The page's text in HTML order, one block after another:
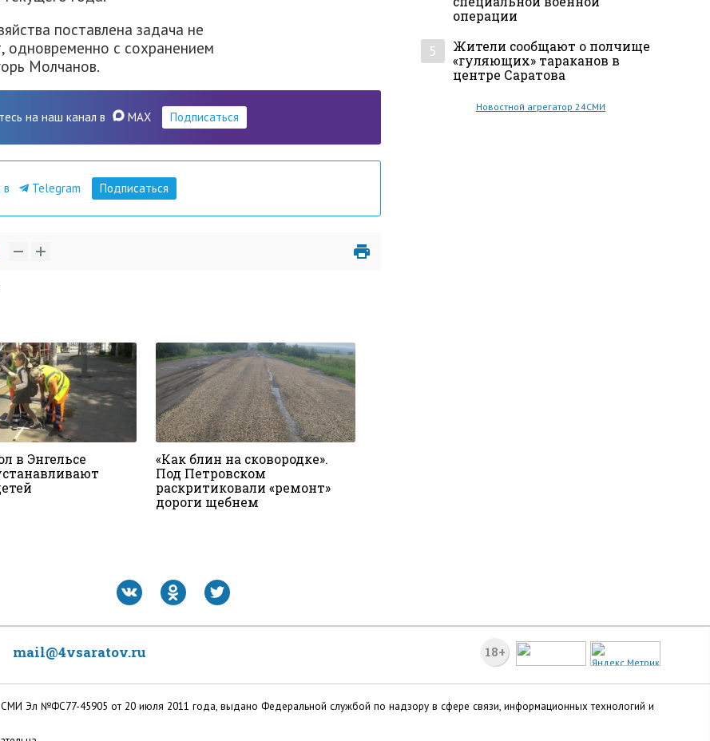
поставлена задача не
одновременно с сохранением
Молчанов.
на наш канал в MAX Подписаться
в Telegram Подписаться
в Энгельсе
«Как блин на сковородке».
Под Петровском
раскритиковали «ремонт»
дороги щебнем
операции
5
Жители сообщают о полчище
«гуляющих» тараканов в
центре Саратова
Новостной агрегатор 24СМИ
18+
mail@4vsaratov.ru
СМИ Эл №ФС77-45905 от 20 июля 2011 года, выдано Федеральной службой по надзору в сфере связи, информационных технологий и